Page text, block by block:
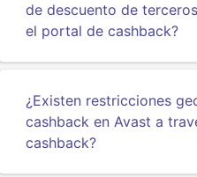
de descuento de
el portal de cashback?
¿Existen restricciones
cashback en Avast a
cashback?